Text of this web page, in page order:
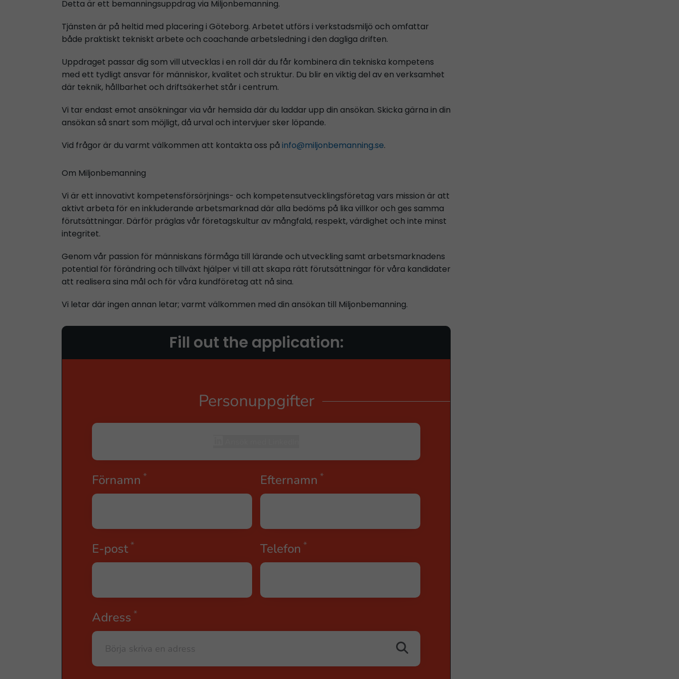
Detta är ett bemanningsuppdrag via Miljonbemanning.
Tjänsten är på heltid med placering i Göteborg. Arbetet utförs i verkstadsmiljö och omfattar
både praktiskt tekniskt arbete och coachande arbetsledning i den dagliga driften.
Uppdraget passar dig som vill utvecklas i en roll där du får kombinera din tekniska kompetens
med ett tydligt ansvar för människor, kvalitet och struktur. Du blir en viktig del av en verksamhet
där teknik, hållbarhet och driftsäkerhet står i centrum.
Vi tar endast emot ansökningar via vår hemsida där du laddar upp din ansökan. Skicka gärna in din
ansökan så snart som möjligt, då urval och intervjuer sker löpande.
Vid frågor är du varmt välkommen att kontakta oss på info@miljonbemanning.se.
Om Miljonbemanning
Vi är ett innovativt kompetensförsörjnings- och kompetensutvecklingsföretag vars mission är att
aktivt arbeta för en inkluderande arbetsmarknad där alla bedöms på lika villkor och ges samma
förutsättningar. Därför präglas vår företagskultur av mångfald, respekt, värdighet och inte minst
integritet.
Genom vår passion för människans förmåga till lärande och utveckling samt arbetsmarknadens
potential för förändring och tillväxt hjälper vi till att skapa rätt förutsättningar för våra kandidater
att realisera sina mål och för våra kundföretag att nå sina.
Vi letar där ingen annan letar; varmt välkommen med din ansökan till Miljonbemanning.
Fill out the application: